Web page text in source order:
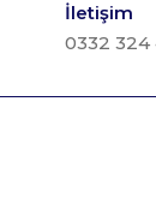
İletişim
0332